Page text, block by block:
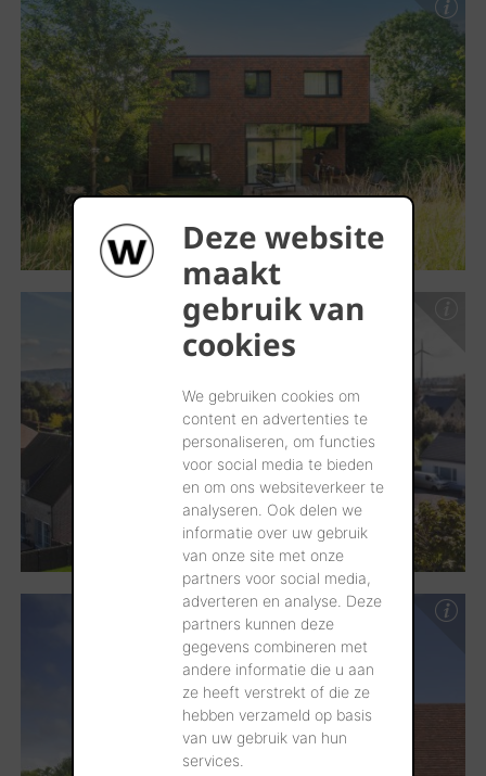
Deze website
maakt
gebruik van
cookies
We gebruiken cookies om
content en advertenties te
personaliseren, om functies
voor social media te bieden
en om ons websiteverkeer te
analyseren. Ook delen we
informatie over uw gebruik
van onze site met onze
partners voor social media,
adverteren en analyse. Deze
partners kunnen deze
gegevens combineren met
andere informatie die u aan
ze heeft verstrekt of die ze
hebben verzameld op basis
van uw gebruik van hun
services.